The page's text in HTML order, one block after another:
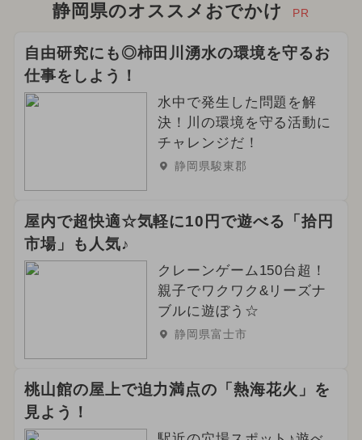
静岡県のオススメおでかけ PR
自由研究にも◎柿田川湧水の環境を守るお
仕事をしよう！
水中で発生した問題を解
決！川の環境を守る活動に
チャレンジだ！
静岡県駿東郡
屋内で超快適☆気軽に10円で遊べる「拾円
市場」も人気♪
クレーンゲーム150台超！
親子でワクワク&リーズナ
ブルに遊ぼう☆
静岡県富士市
桃山館の屋上で迫力満点の「熱海花火」を
見よう！